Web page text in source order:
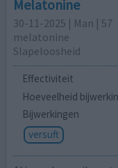
Melatonine
30-11-2025 | Man | 57
melatonine
Slapeloosheid
Effectiviteit
Hoeveelheid
Bijwerkingen
versuft